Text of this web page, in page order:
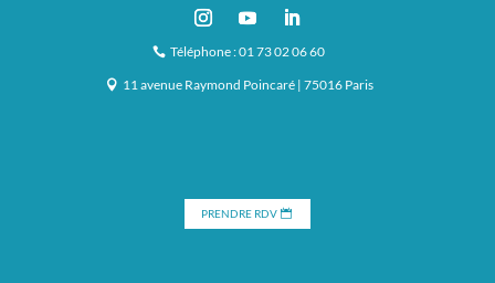
Téléphone : 01 73 02 06 60
11 avenue Raymond Poincaré | 75016 Paris
PRENDRE RDV